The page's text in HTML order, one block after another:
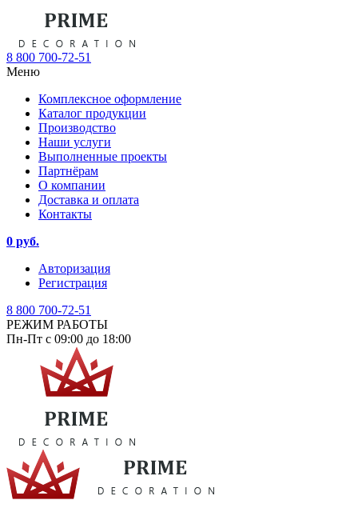
8 800 700-72-51
Меню
Комплексное оформление
Каталог продукции
Производство
Наши услуги
Выполненные проекты
Партнёрам
О компании
Доставка и оплата
Контакты
0 руб.
Авторизация
Регистрация
8 800 700-72-51
РЕЖИМ РАБОТЫ
Пн-Пт с 09:00 до 18:00